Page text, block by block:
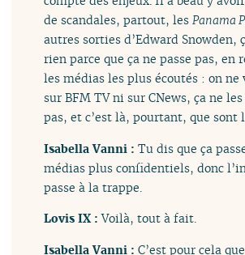
de scandales, partout, lesPanama
autres sorties d’Edward Snowden,
rien parce que ça ne passe pas, en
les médias les plus écoutés : on ne
sur BFM TV ni sur CNews, ça ne
pas, et c’est là, pourtant, que sont
Isabella Vanni :Tu dis que ça
médias plus confidentiels, donc
passe à la trappe.
Lovis IX :Voilà, tout à fait.
Isabella Vanni :C’est pour cela